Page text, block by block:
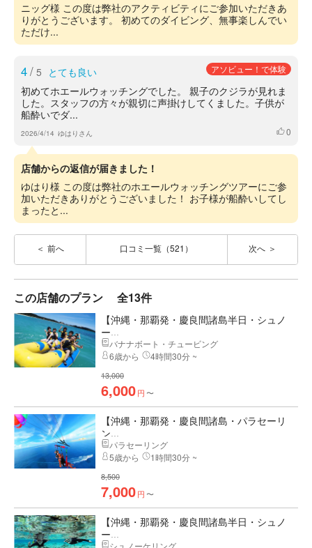
ニッグ様 この度は弊社のアクティビティにご参加いただきあ
りがとうございます。 初めてのダイビング、無事楽しんでい
ただけ...
4/ 5 とても良い アソビュー！で体験
初めてホエールウォッチングでした。 親子のクジラが見れま
した。スタッフの方々が親切に声掛けしてくました。子供が
船酔いでダ...
2026/4/14 ゆはりさん いいね
0
店舗からの返信が届きました！
ゆはり様 この度は弊社のホエールウォッチングツアーにご参
加いただきありがとうございました！ お子様が船酔いしてし
まったと...
前へ 口コミ一覧（521） 次へ
この店舗のプラン 全13件
【沖縄・那覇発・慶良間諸島半日・シュノ
ー...
バナナボート・チュービング
6歳から
4時間30分 ~
13,000
6,000円 〜
【沖縄・那覇発・慶良間諸島・パラセーリ
ン...
パラセーリング
5歳から
1時間30分 ~
8,500
7,000円 〜
【沖縄・那覇発・慶良間諸島半日・シュノ
ー...
シュノーケリング